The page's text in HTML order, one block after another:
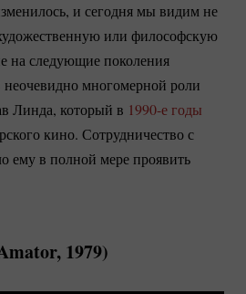
и сегодня мы видим не
или философскую
на следующие поколения
многомерной роли
Линда, который в 1990-е годы
кино. Сотрудничество с
ему в полной мере проявить
1979)